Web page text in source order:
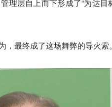
理层自上而下形成了“为达目
最终成了这场舞弊的导火索。